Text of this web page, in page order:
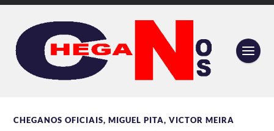
CHEGANOS OFICIAIS,MIGUEL PITA,VICTOR MEIRA